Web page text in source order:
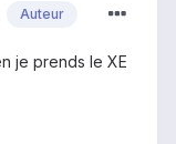
Auteur
je prends le XE